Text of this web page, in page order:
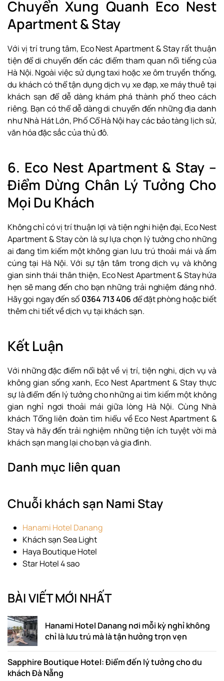
Chuyển Xung Quanh Eco Nest
Apartment & Stay
Với vị trí trung tâm, Eco Nest Apartment & Stay rất thuận
tiện để di chuyển đến các điểm tham quan nổi tiếng của
Hà Nội. Ngoài việc sử dụng taxi hoặc xe ôm truyền thống,
du khách có thể tận dụng dịch vụ xe đạp, xe máy thuê tại
khách sạn để dễ dàng khám phá thành phố theo cách
riêng. Bạn có thể dễ dàng di chuyển đến những địa danh
như Nhà Hát Lớn, Phố Cổ Hà Nội hay các bảo tàng lịch sử,
văn hóa đặc sắc của thủ đô.
6. Eco Nest Apartment & Stay –
Điểm Dừng Chân Lý Tưởng Cho
Mọi Du Khách
Không chỉ có vị trí thuận lợi và tiện nghi hiện đại, Eco Nest
Apartment & Stay còn là sự lựa chọn lý tưởng cho những
ai đang tìm kiếm một không gian lưu trú thoải mái và ấm
cúng tại Hà Nội. Với sự tận tâm trong dịch vụ và không
gian sinh thái thân thiện, Eco Nest Apartment & Stay hứa
hẹn sẽ mang đến cho bạn những trải nghiệm đáng nhớ.
Hãy gọi ngay đến số 0364 713 406 để đặt phòng hoặc biết
thêm chi tiết về dịch vụ tại khách sạn.
Kết Luận
Với những đặc điểm nổi bật về vị trí, tiện nghi, dịch vụ và
không gian sống xanh, Eco Nest Apartment & Stay thực
sự là điểm đến lý tưởng cho những ai tìm kiếm một không
gian nghỉ ngơi thoải mái giữa lòng Hà Nội. Cùng Nhà
khách Tổng liên đoàn tìm hiểu về Eco Nest Apartment &
Stay và hãy đến trải nghiệm những tiện ích tuyệt vời mà
khách sạn mang lại cho bạn và gia đình.
Danh mục liên quan
Chuỗi khách sạn Nami Stay
Hanami Hotel Danang
Khách sạn Sea Light
Haya Boutique Hotel
Star Hotel 4 sao
BÀI VIẾT MỚI NHẤT
Hanami Hotel Danang nơi mỗi kỳ nghỉ không
chỉ là lưu trú mà là tận hưởng trọn vẹn
Sapphire Boutique Hotel: Điểm đến lý tưởng cho du
khách Đà Nẵng